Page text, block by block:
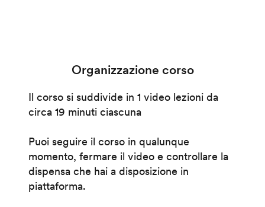
Organizzazione corso
Il corso si suddivide in 1 video lezioni da
circa 19 minuti ciascuna
Puoi seguire il corso in qualunque
momento, fermare il video e controllare la
dispensa che hai a disposizione in
piattaforma.